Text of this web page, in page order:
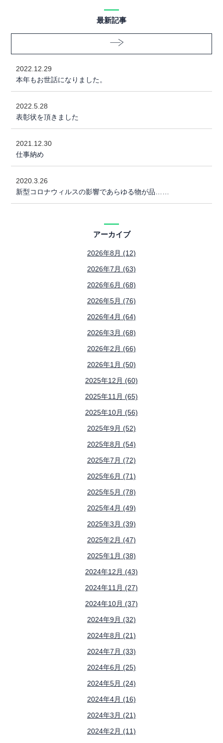
最新記事
2022.12.29
本年もお世話になりました。
2022.5.28
表彰状を頂きました
2021.12.30
仕事納め
2020.3.26
新型コロナウィルスの影響であらゆる物が品……
アーカイブ
2026年8月 (12)
2026年7月 (63)
2026年6月 (68)
2026年5月 (76)
2026年4月 (64)
2026年3月 (68)
2026年2月 (66)
2026年1月 (50)
2025年12月 (60)
2025年11月 (65)
2025年10月 (56)
2025年9月 (52)
2025年8月 (54)
2025年7月 (72)
2025年6月 (71)
2025年5月 (78)
2025年4月 (49)
2025年3月 (39)
2025年2月 (47)
2025年1月 (38)
2024年12月 (43)
2024年11月 (27)
2024年10月 (37)
2024年9月 (32)
2024年8月 (21)
2024年7月 (33)
2024年6月 (25)
2024年5月 (24)
2024年4月 (16)
2024年3月 (21)
2024年2月 (11)